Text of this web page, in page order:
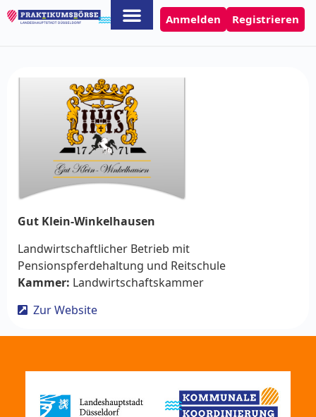
Anmelden Registrieren
Gut Klein-Winkelhausen
Landwirtschaftlicher Betrieb mit
Pensionspferdehaltung und Reitschule
Kammer: Landwirtschaftskammer
Zur Website